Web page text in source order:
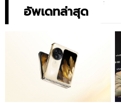
อัพเดทล่าสุด